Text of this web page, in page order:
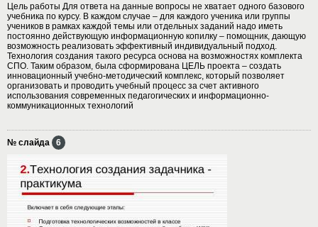
Цель работы Для ответа на данные вопросы не хватает одного базового
учебника по курсу. В каждом случае – для каждого ученика или группы
учеников в рамках каждой темы или отдельных заданий надо иметь
постоянно действующую информационную копилку – помощник, дающую
возможность реализовать эффективный индивидуальный подход.
Технология создания такого ресурса основа на возможностях комплекта
СПО. Таким образом, была сформирована ЦЕЛЬ проекта – создать
инновационный учебно-методический комплекс, который позволяет
организовать и проводить учебный процесс за счет активного
использования современных педагогических и информационно-
коммуникационных технологий
№ слайда 6